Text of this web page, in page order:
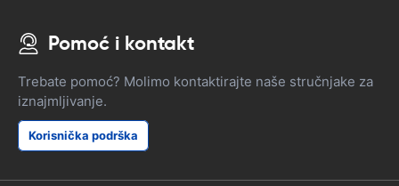
Pomoć i kontakt
Trebate pomoć? Molimo kontaktirajte naše stručnjake za
iznajmljivanje.
Korisnička podrška